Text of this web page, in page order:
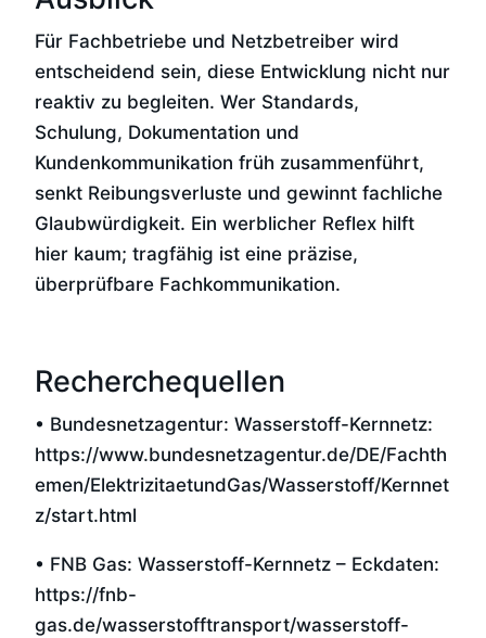
Für Fachbetriebe und Netzbetreiber wird
entscheidend sein, diese Entwicklung nicht nur
reaktiv zu begleiten. Wer Standards,
Schulung, Dokumentation und
Kundenkommunikation früh zusammenführt,
senkt Reibungsverluste und gewinnt fachliche
Glaubwürdigkeit. Ein werblicher Reflex hilft
hier kaum; tragfähig ist eine präzise,
überprüfbare Fachkommunikation.
Recherchequellen
• Bundesnetzagentur: Wasserstoff-Kernnetz:
https://www.bundesnetzagentur.de/DE/Fachth
emen/ElektrizitaetundGas/Wasserstoff/Kernnet
z/start.html
• FNB Gas: Wasserstoff-Kernnetz – Eckdaten:
https://fnb-
gas.de/wasserstofftransport/wasserstoff-